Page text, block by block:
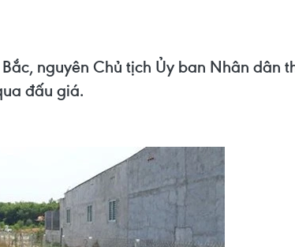
nguyên Chủ tịch Ủy ban Nhân dân
đấu giá.